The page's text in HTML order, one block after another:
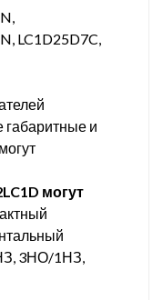
LC1D25D7C,
габаритные и
могут
3НО/1НЗ,